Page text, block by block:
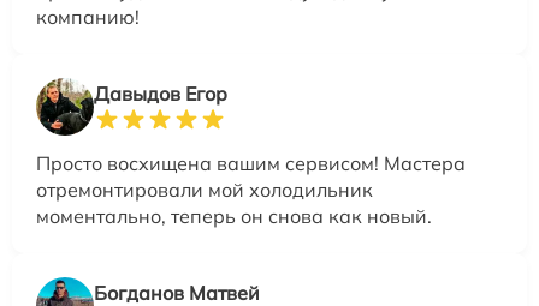
компанию!
Давыдов Егор
Просто восхищена вашим сервисом! Мастера
отремонтировали мой холодильник
моментально, теперь он снова как новый.
Богданов Матвей